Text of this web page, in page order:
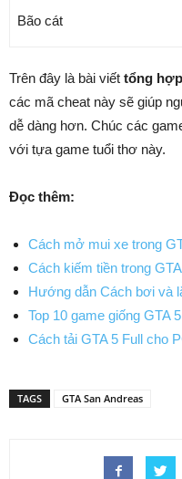
Bão cát
Trên đây là bài viết tổng
các mã cheat này sẽ giúp
dễ dàng hơn. Chúc các
với tựa game tuổi thơ này.
Đọc thêm:
Cách mở mui xe trong
Cách kiếm tiền trong
Hướng dẫn Cách bơi và
Top 10 game giống GTA
Cách tải GTA 5 Full cho
TAGS GTA San Andreas